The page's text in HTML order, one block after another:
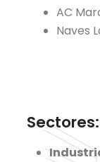
AC
Naves
Sectores: